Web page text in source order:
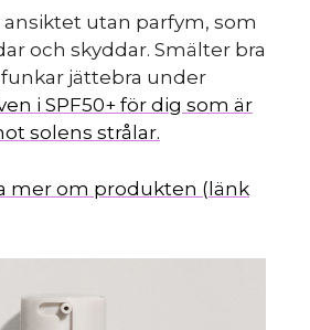
utan parfym, som
och skyddar. Smälter bra
jättebra under
i SPF50+ för dig som är
solens strålar.
mer om produkten (länk